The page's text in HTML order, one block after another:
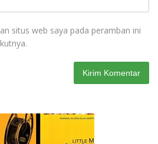
situs web saya pada peramban ini